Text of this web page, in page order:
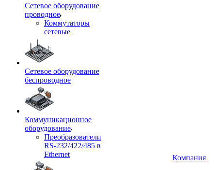
Сетевое оборудование
проводное
Коммутаторы
сетевые
Сетевое оборудование
беспроводное
Коммуникационное
оборудование
Преобразователи
RS-232/422/485 в
Ethernet
Компания